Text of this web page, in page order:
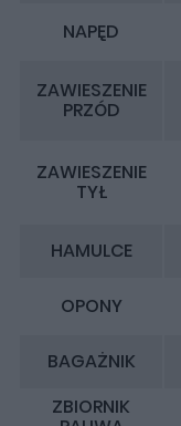
NAPĘD
ZAWIESZENIE
PRZÓD
ZAWIESZENIE
TYŁ
HAMULCE
OPONY
BAGAŻNIK
ZBIORNIK